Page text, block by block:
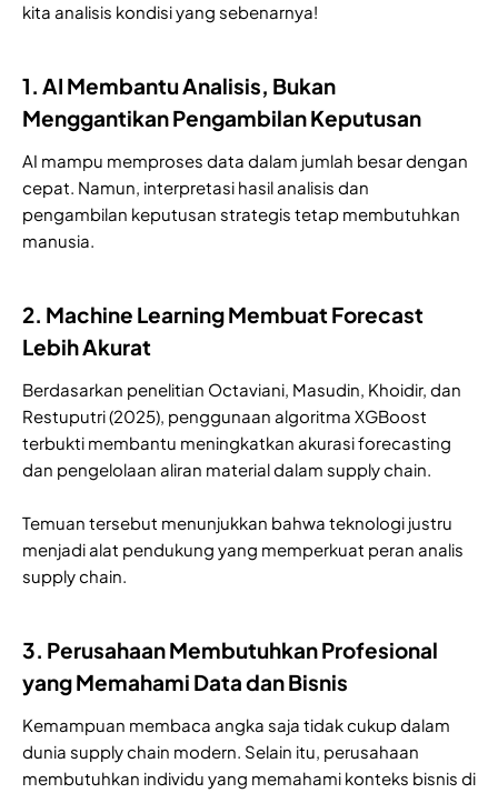
kita analisis kondisi yang sebenarnya!
1. AI Membantu Analisis, Bukan
Menggantikan Pengambilan Keputusan
AI mampu memproses data dalam jumlah besar dengan
cepat. Namun, interpretasi hasil analisis dan
pengambilan keputusan strategis tetap membutuhkan
manusia.
2. Machine Learning Membuat Forecast
Lebih Akurat
Berdasarkan penelitian Octaviani, Masudin, Khoidir, dan
Restuputri (2025), penggunaan algoritma XGBoost
terbukti membantu meningkatkan akurasi forecasting
dan pengelolaan aliran material dalam supply chain.
Temuan tersebut menunjukkan bahwa teknologi justru
menjadi alat pendukung yang memperkuat peran analis
supply chain.
3. Perusahaan Membutuhkan Profesional
yang Memahami Data dan Bisnis
Kemampuan membaca angka saja tidak cukup dalam
dunia supply chain modern. Selain itu, perusahaan
membutuhkan individu yang memahami konteks bisnis di